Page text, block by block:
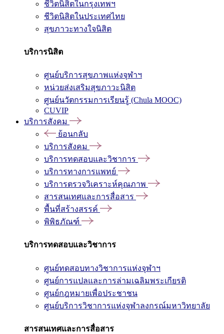
ชีวิตนิสิตในกรุงเทพฯ
ชีวิตนิสิตในประเทศไทย
สุขภาวะทางใจนิสิต
บริการนิสิต
ศูนย์บริการสุขภาพแห่งจุฬาฯ
หน่วยส่งเสริมสุขภาวะนิสิต
ศูนย์นวัตกรรมการเรียนรู้ (Chula MOOC)
CUVIP
บริการสังคม
ย้อนกลับ
บริการสังคม
บริการทดสอบและวิชาการ
บริการทางการแพทย์
บริการตรวจวิเคราะห์คุณภาพ
สารสนเทศและการสื่อสาร
พื้นที่สร้างสรรค์
พิพิธภัณฑ์
บริการทดสอบและวิชาการ
ศูนย์ทดสอบทางวิชาการแห่งจุฬาฯ
ศูนย์การแปลและการล่ามเฉลิมพระเกียรติ
ศูนย์กฎหมายเพื่อประชาชน
ศูนย์บริการวิชาการแห่งจุฬาลงกรณ์มหาวิทยาลัย
สารสนเทศและการสื่อสาร